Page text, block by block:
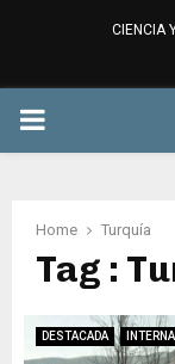
CIENCIA
PRIMARY
Home Turquía
Tag :
DESTACADA